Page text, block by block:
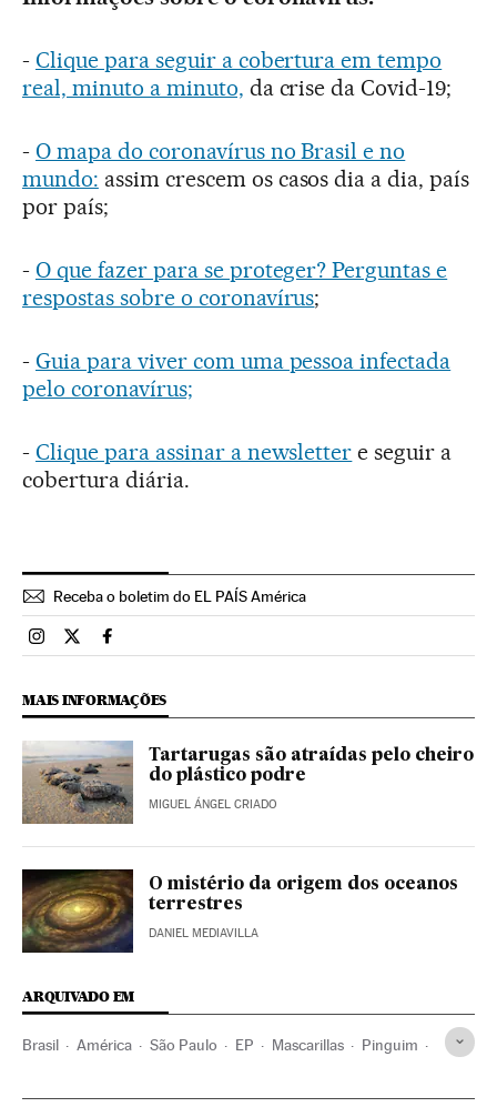
- Clique para seguir a cobertura em tempo
real, minuto a minuto, da crise da Covid-19;
- O mapa do coronavírus no Brasil e no
mundo: assim crescem os casos dia a dia, país
por país;
- O que fazer para se proteger? Perguntas e
respostas sobre o coronavírus;
- Guia para viver com uma pessoa infectada
pelo coronavírus;
- Clique para assinar a newsletter e seguir a
cobertura diária.
Receba o boletim do EL PAÍS América
Brasil El País Brasil en Instagram
Brasil El País Brasil en Twitter
Brasil El País Brasil en Facebook
MAIS INFORMAÇÕES
Tartarugas são atraídas pelo cheiro
do plástico podre
MIGUEL ÁNGEL CRIADO
O mistério da origem dos oceanos
terrestres
DANIEL MEDIAVILLA
ARQUIVADO EM
Brasil América São Paulo EP Mascarillas Pinguim